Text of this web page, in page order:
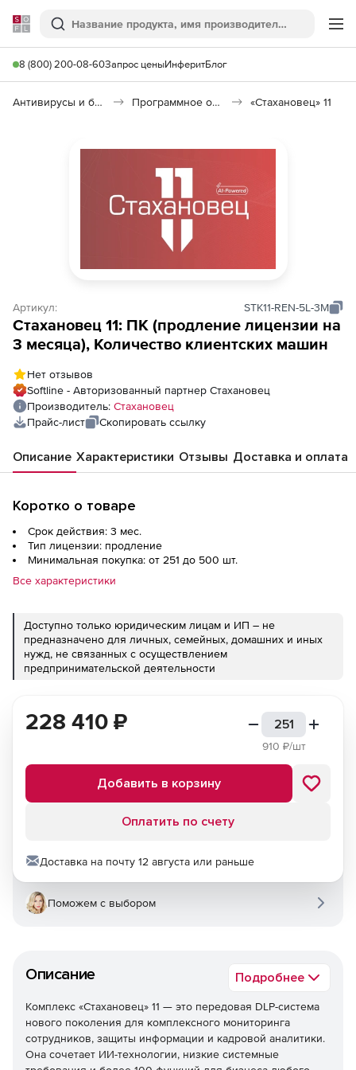
Softline
Поиск
8 (800) 200-08-60Запрос ценыИнферитБлог
Антивирусы и безопасность Программное обеспечение для контроля персонала «Стахановец» 11
Артикул: STK11-REN-5L-3M
Стахановец 11: ПК (продление лицензии на
3 месяца), Количество клиентских машин
Нет отзывов
Softline - Авторизованный партнер Стахановец
Производитель: Стахановец
Прайс-лист
Скопировать ссылку
Описание Характеристики Отзывы Доставка и оплата
Коротко о товаре
Срок действия: 3 мес.
Тип лицензии: продление
Минимальная покупка: от 251 до 500 шт.
Все характеристики
Доступно только юридическим лицам и ИП – не
предназначено для личных, семейных, домашних и иных
нужд, не связанных с осуществлением
предпринимательской деятельности
Описание Подробнее
Комплекс «Стахановец» 11 — это передовая DLP-система
нового поколения для комплексного мониторинга
сотрудников, защиты информации и кадровой аналитики.
Она сочетает ИИ-технологии, низкие системные
228 410 ₽
910 ₽/шт
Добавить в корзину
Оплатить по счету
Доставка на почту 12 августа или раньше
Поможем с выбором